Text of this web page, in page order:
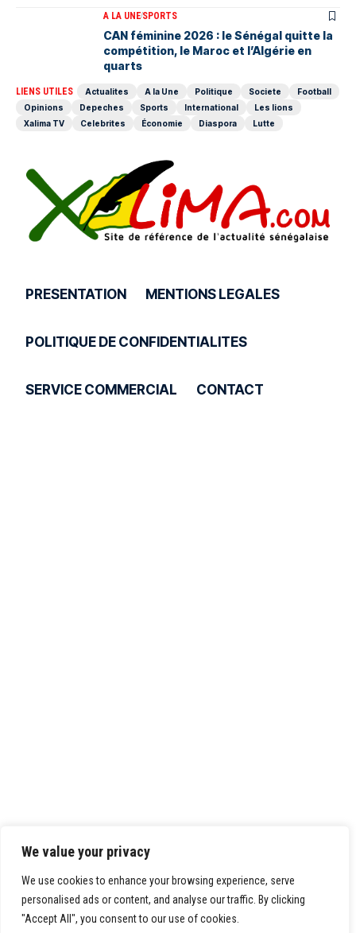
We value your privacy
We use cookies to enhance your browsing experience, serve
personalised ads or content, and analyse our traffic. By clicking
"Accept All", you consent to our use of cookies.
A LA UNESPORTS
‎CAN féminine 2026 : le Sénégal quitte la
compétition, le Maroc et l’Algérie en
quarts
LIENS UTILES Actualites A la Une Politique Societe
Football
Opinions
Depeches Sports International
Les lions
Xalima TV
Celebrites Économie Diaspora Lutte
PRESENTATION MENTIONS LEGALES
POLITIQUE DE CONFIDENTIALITES
SERVICE COMMERCIAL CONTACT